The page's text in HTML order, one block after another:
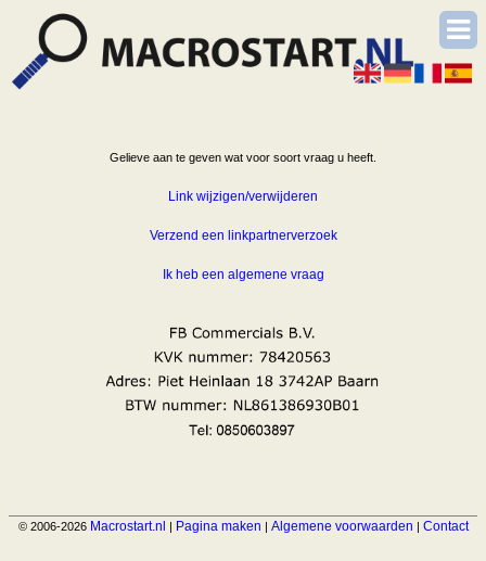
Gelieve aan te geven wat voor soort vraag u heeft.
Link wijzigen/verwijderen
Verzend een linkpartnerverzoek
Ik heb een algemene vraag
© 2006-2026 Macrostart.nl | Pagina maken | Algemene voorwaarden | Contact